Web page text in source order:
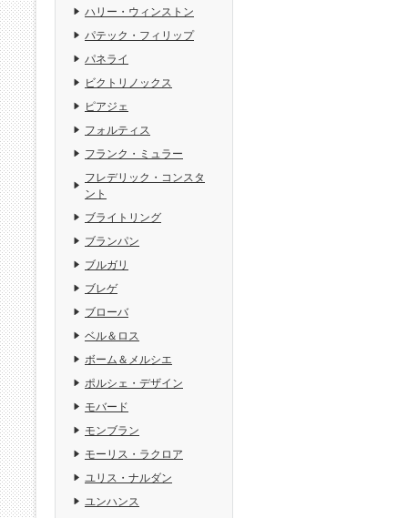
ハリー・ウィンストン
パテック・フィリップ
パネライ
ビクトリノックス
ピアジェ
フォルティス
フランク・ミュラー
フレデリック・コンスタ
ント
ブライトリング
ブランパン
ブルガリ
ブレゲ
ブローバ
ベル＆ロス
ボーム＆メルシエ
ポルシェ・デザイン
モバード
モンブラン
モーリス・ラクロア
ユリス・ナルダン
ユンハンス